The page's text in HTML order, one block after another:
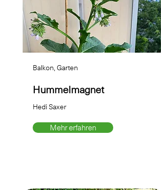
Balkon, Garten
Hummelmagnet
Hedi Saxer
Mehr erfahren